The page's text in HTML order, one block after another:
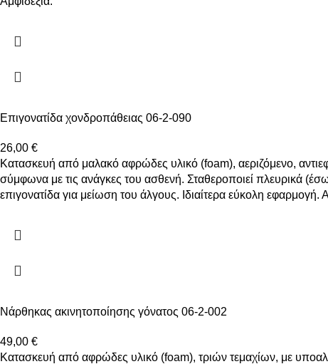
Επιγονατίδα χονδροπάθειας 06-2-090
26,00 €
Κατασκευή από μαλακό αφρώδες υλικό (foam), αεριζόμενο,
σύμφωνα με τις ανάγκες του ασθενή. Σταθεροποιεί πλευρικά
επιγονατίδα για μείωση του άλγους. Ιδιαίτερα εύκολη εφαρμογή.
Νάρθηκας ακινητοποίησης γόνατος 06-2-002
49,00 €
Κατασκευή από αφρώδες υλικό (foam), τριών τεμαχίων, με